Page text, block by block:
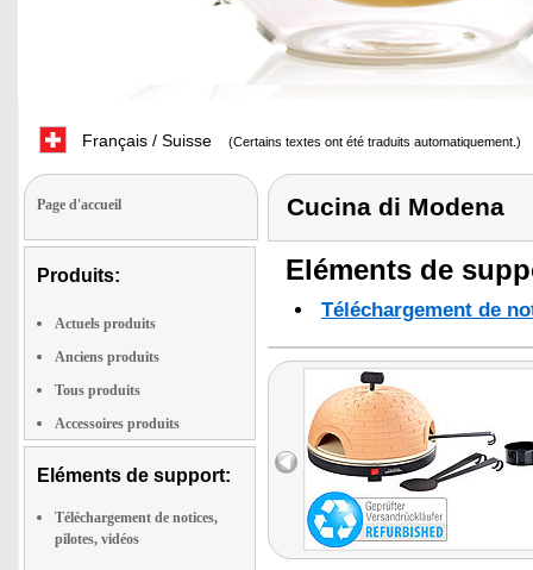
Français / Suisse (Certains textes ont été traduits automatiquement.)
Page d'accueil
Produits:
Actuels produits
Anciens produits
Tous produits
Accessoires produits
Eléments de support:
Téléchargement de notices,
pilotes, vidéos
Cucina di Modena
Eléments de
Téléchargement de